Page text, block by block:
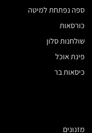
ספה נפתחת למיטה
כורסאות
שולחנות סלון
פינת אוכל
כיסאות בר
מזנונים